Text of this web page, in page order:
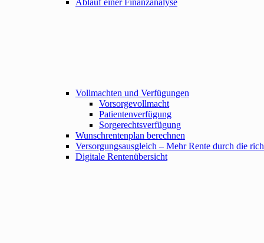
Ablauf einer Finanzanalyse
Vollmachten und Verfügungen
Vorsorgevollmacht
Patientenverfügung
Sorgerechtsverfügung
Wunschrentenplan berechnen
Versorgungsausgleich – Mehr Rente durch die
Digitale Rentenübersicht